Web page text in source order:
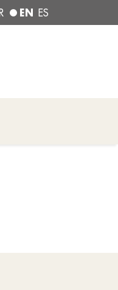
EN ES